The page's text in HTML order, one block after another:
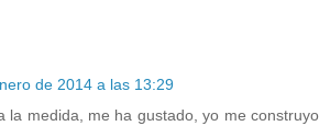
de 2014 a las 13:29
la medida, me ha gustado, yo me construyo